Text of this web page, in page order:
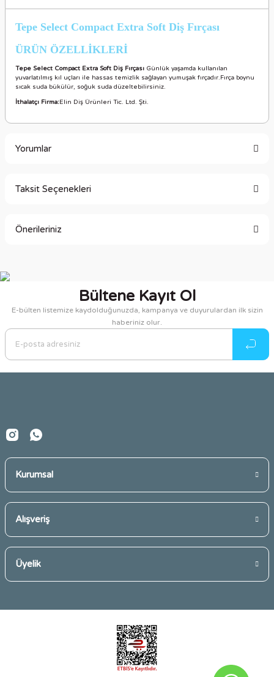
Tepe Select Compact Extra Soft Diş Fırçası
ÜRÜN ÖZELLİKLERİ
Tepe Select Compact Extra Soft Diş Fırçası Günlük yaşamda kullanılan
yuvarlatılmış kıl uçları ile hassas temizlik sağlayan yumuşak fırçadır.Fırça boynu
sıcak suda bükülür, soğuk suda düzeltebilirsiniz.
İthalatçı Firma:Elin Diş Ürünleri Tic. Ltd. Şti.
Yorumlar
Taksit Seçenekleri
Önerileriniz
Görüş ve önerileriniz için teşekkür ederiz.
Ürün resmi kalitesiz, bozuk veya görüntülenemiyor.
Ürün açıklamasında eksik bilgiler bulunuyor.
Ürün bilgilerinde hatalar bulunuyor.
Bültene Kayıt Ol
E-bülten listemize kaydolduğunuzda, kampanya ve duyurulardan ilk sizin
haberiniz olur.
Kurumsal
Alışveriş
Üyelik